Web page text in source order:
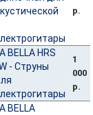
р.
BELLA HRS
- Струны
1
000
р.
BELLA